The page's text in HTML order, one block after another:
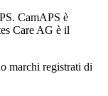
CamAPS è
Care AG è il
marchi registrati di